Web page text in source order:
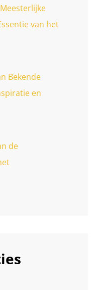
van het
Bekende
en
de